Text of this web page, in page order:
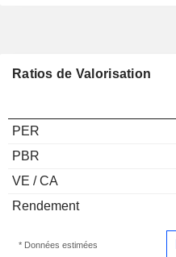
Ratios de Valorisation
PER
PBR
VE / CA
Rendement
* Données estimées